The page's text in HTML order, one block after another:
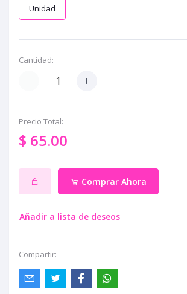
Unidad
Cantidad:
Precio Total:
$ 65.00
Comprar Ahora
Añadir a lista de deseos
Compartir: